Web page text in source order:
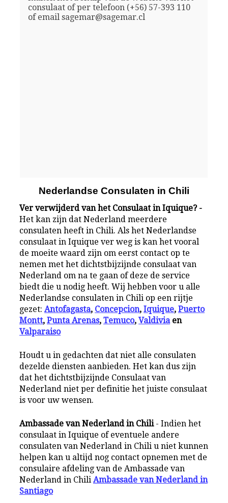
consulaat of per telefoon (+56) 57-393 110
of email sagemar@sagemar.cl
Nederlandse Consulaten in Chili
Ver verwijderd van het Consulaat in Iquique? -
Het kan zijn dat Nederland meerdere
consulaten heeft in Chili. Als het Nederlandse
consulaat in Iquique ver weg is kan het vooral
de moeite waard zijn om eerst contact op te
nemen met het dichtstbijzijnde consulaat van
Nederland om na te gaan of deze de service
biedt die u nodig heeft. Wij hebben voor u alle
Nederlandse consulaten in Chili op een rijtje
gezet:Antofagasta, Concepcion,Iquique,Puerto
Montt,Punta Arenas,Temuco,Valdiviaen
Valparaiso
Houdt u in gedachten dat niet alle consulaten
dezelde diensten aanbieden. Het kan dus zijn
dat het dichtstbijzijnde Consulaat van
Nederland niet per definitie het juiste consulaat
is voor uw wensen.
Ambassade van Nederland in Chili- Indien het
consulaat in Iquique of eventuele andere
consulaten van Nederland in Chili u niet kunnen
helpen kan u altijd nog contact opnemen met de
consulaire afdeling van de Ambassade van
Nederland in Chili Ambassade van Nederland in
Santiago